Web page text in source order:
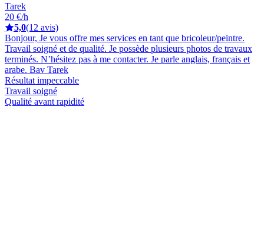
Tarek
20 €/h
5,0(12 avis)
Bonjour, Je vous offre mes services en tant que bricoleur/peintre.
Travail soigné et de qualité. Je possède plusieurs photos de travaux
terminés. N’hésitez pas à me contacter. Je parle anglais, français et
arabe. Bav Tarek
Résultat impeccable
Travail soigné
Qualité avant rapidité